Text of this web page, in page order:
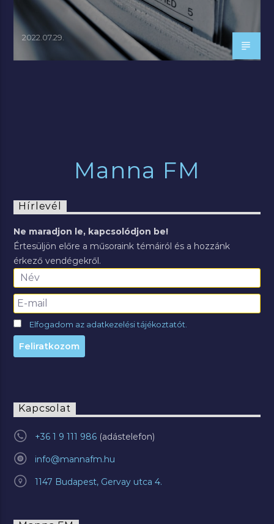
2022.07.29.
Manna FM
Hírlevél
Ne maradjon le, kapcsolódjon be!
Értesüljön előre a műsoraink témáiról és a hozzánk
érkező vendégekről.
Elfogadom az adatkezelési tájékoztatót.
Kapcsolat
+36 1 9 111 986
info@mannafm.hu
1147 Budapest, Gervay utca 4.